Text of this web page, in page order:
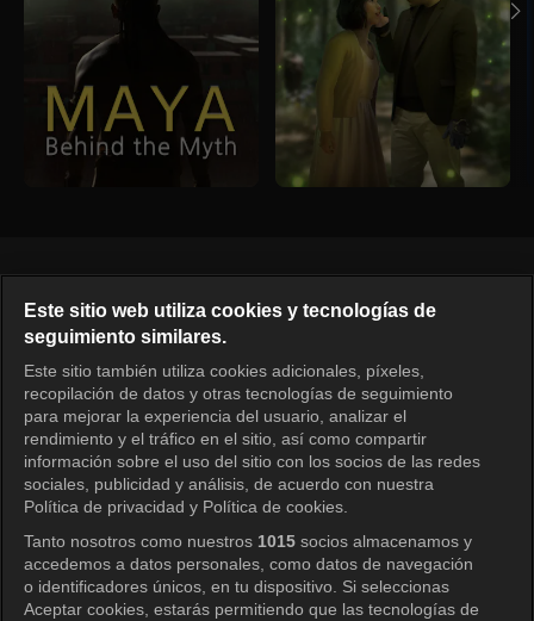
Español
KOCOWA+ Redes sociales
KOCOWA+
Centro de ayuda
Este sitio web utiliza cookies y tecnologías de
seguimiento similares.
Este sitio también utiliza cookies adicionales, píxeles,
recopilación de datos y otras tecnologías de seguimiento
para mejorar la experiencia del usuario, analizar el
rendimiento y el tráfico en el sitio, así como compartir
información sobre el uso del sitio con los socios de las redes
sociales, publicidad y análisis, de acuerdo con nuestra
Política de privacidad y Política de cookies.
Tanto nosotros como nuestros 1015 socios almacenamos y
accedemos a datos personales, como datos de navegación
o identificadores únicos, en tu dispositivo. Si seleccionas
Aceptar cookies, estarás permitiendo que las tecnologías de